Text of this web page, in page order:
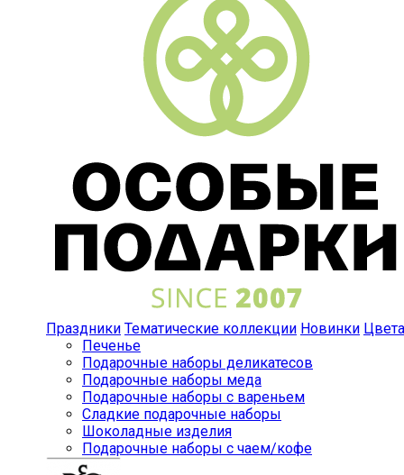
Праздники Тематические коллекции Новинки Цвета
Печенье
Подарочные наборы деликатесов
Подарочные наборы меда
Подарочные наборы с вареньем
Сладкие подарочные наборы
Шоколадные изделия
Подарочные наборы с чаем/кофе